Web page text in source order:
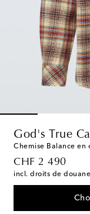
God's True
Chemise Balance en
CHF 2 490
original price
incl. droits de